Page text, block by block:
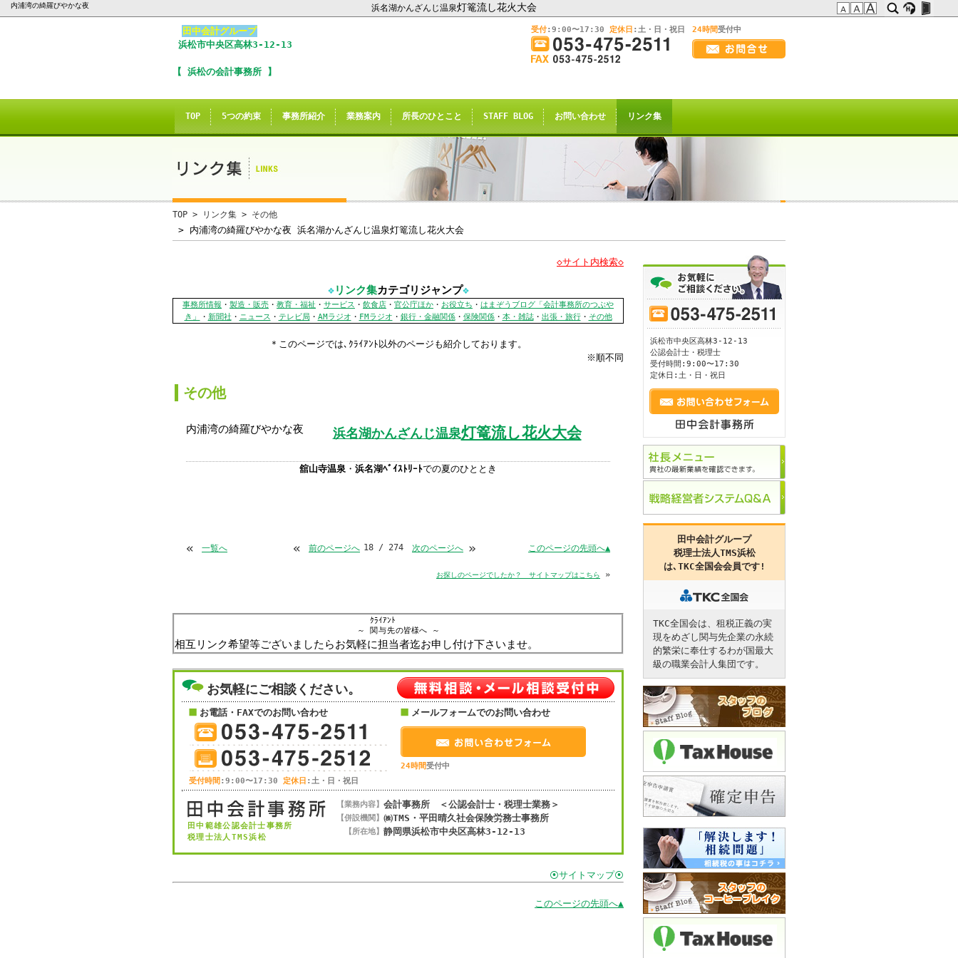
内浦湾の綺羅びやかな夜 浜名湖かんざんじ温泉灯篭流し花火大会
画
面
幅
て
ご
ご
覧
さ
さ
い
い
このままInternet Explorerから閲覧する場合はコチラ
※Internet Explorer互換の他のブラウザ(Trident系)でも
このお知らせの表示される場合がございますが
誠に申し訳ございませんが、2021年4月28日を以て
当サイトのInternet Explorerからの閲覧のサポートは終了致しました。
当サイト推奨ブラウザのGoogle Chrome、または
Windows標準のMicrosoft Edgeなど
からアクセスして頂くようお願い申し上げます。
田中会計グループ
このままInternet Explorerから閲覧する場合はコチラ
田中会計グループ
浜松市中央区高林3-12-13
【 浜松の会計事務所 】
受付:9:00〜17:30 定休日 :土・日・祝日 24時間受付中
TOP 5つの約束 事務所紹介 業務案内 所長のひとこと STAFF BLOG お問い合わせ リンク集
TOP > リンク集 > その他
> 内浦湾の綺羅びやかな夜 浜名湖かんざんじ温泉灯篭流し花火大会
◇サイト内検索◇
❖リンク集カテゴリジャンプ❖
事務所情報 ・ 製造・販売 ・ 教育・福祉 ・ サービス ・ 飲食店 ・ 官公庁ほか ・ お役立ち ・ はまぞうブログ「会計事務所のつぶや
き」
・ 新聞社 ・ ニュース ・ テレビ局・ AMラジオ ・ FMラジオ ・ 銀行・金融関係・ 保険関係・ 本・雑誌・ 出張・旅行・ その他
＊このページでは､ｸﾗｲｱﾝﾄ以外のページも紹介しております。
※順不同
その他
内浦湾の綺羅びやかな夜 浜名湖かんざんじ温泉灯篭流し花火大会
舘山寺温泉 ・ 浜名湖ﾍﾞｲｽﾄﾘｰﾄでの夏のひととき
« 一覧へ « 前のページへ 18 / 274 次のページへ » このページの先頭へ▲
お探しのページでしたか？ サイトマップはこちら »
～ 関与先
ｸﾗｲｱﾝﾄ
の皆様へ～
相互リンク希望等ございましたらお気軽に担当者迄お申し付け下さいませ。
お気軽にご相談ください。
お電話・FAXでのお問い合わせ
受付時間 :9:00〜17:30 定休日 :土・日・祝日
メールフォームでのお問い合わせ
24時間受付中
田中範雄公認会計士事務所
税理士法人TMS浜松
【業務内容】会計事務所 ＜公認会計士・税理士業務＞
【併設機関】㈱TMS・平田晴久社会保険労務士事務所
【所在地】静岡県浜松市中央区高林3-12-13
⦿サイトマップ⦿
このページの先頭へ▲
浜松市中央区高林3-12-13
公認会計士・税理士
受付時間:9:00〜17:30
定休日:土・日・祝日
田中会計グループ
税理士法人TMS浜松
は､ TKC全国会会員です!
TKC全国会は、租税正義の実
現をめざし関与先企業の永続
的繁栄に奉仕するわが国最大
級の職業会計人集団です。